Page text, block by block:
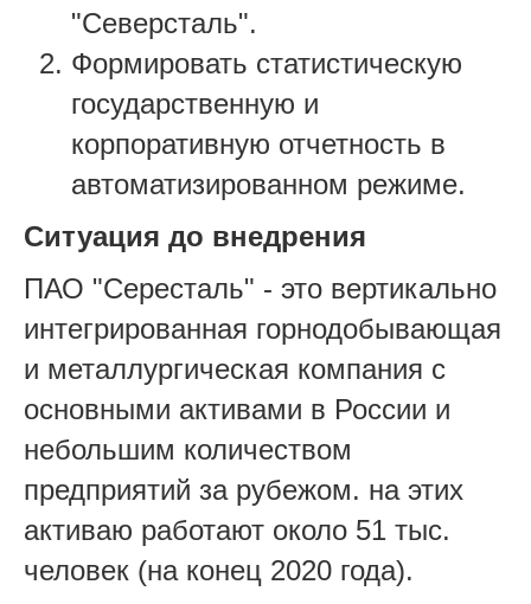
"Северсталь".
Формировать статистическую
государственную и
корпоративную отчетность в
автоматизированном режиме.
Ситуация до внедрения
ПАО "Сересталь" - это вертикально
интегрированная горнодобывающая
и металлургическая компания с
основными активами в России и
небольшим количеством
предприятий за рубежом. на этих
активаю работают около 51 тыс.
человек (на конец 2020 года).